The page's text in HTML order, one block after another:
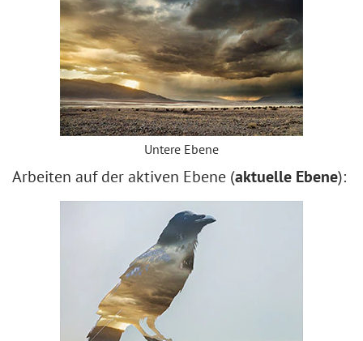
Untere Ebene
Arbeiten auf der aktiven Ebene (aktuelle Ebene):